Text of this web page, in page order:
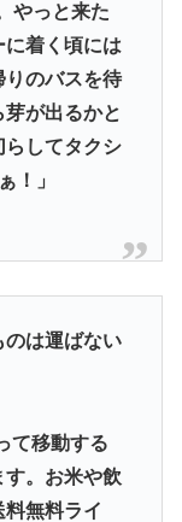
やっと来た
に着く頃には
りのバスを待
が出るかと
らしてタクシ
！」
のは運ばない
て移動する
。お米や飲
無料ライ